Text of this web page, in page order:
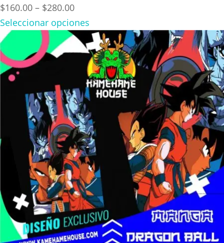
$160.00 – $280.00Price
range:
$160.00
through
$280.00
Seleccionar opciones